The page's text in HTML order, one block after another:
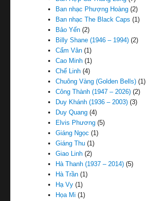
Ban nhạc Phượng Hoàng(2)
Ban nhạc The Black Caps (1)
Bảo Yến(2)
Billy Shane (1946 – 1994)(2)
Cẩm Vân(1)
Cao Minh(1)
Chế Linh(4)
Chuông Vàng (Golden Bells)(1)
Công Thành (1947 – 2026)(2)
Duy Khánh (1936 – 2003)(3)
Duy Quang(4)
Elvis Phương(5)
Giáng Ngọc (1)
Giáng Thu(1)
Giao Linh(2)
Hà Thanh (1937 – 2014)(5)
Hà Trần(1)
Hạ Vy(1)
Họa Mi (1)